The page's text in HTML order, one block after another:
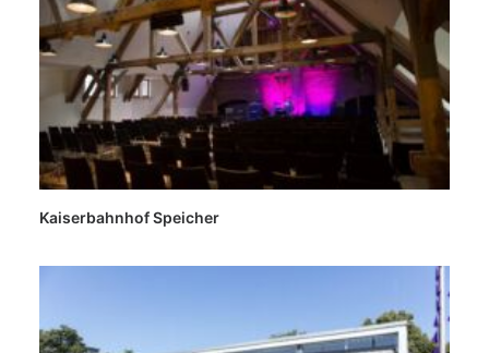
Kaiserbahnhof Speicher